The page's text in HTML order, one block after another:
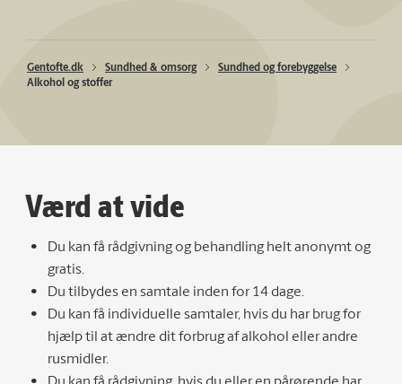
Gentofte.dk Sundhed & omsorg
Sundhed og forebyggelse
Alkohol og stoffer
Værd at vide
Du kan få rådgivning og behandling helt anonymt og
gratis.
Du tilbydes en samtale inden for 14 dage.
Du kan få individuelle samtaler, hvis du har brug for
hjælp til at ændre dit forbrug af alkohol eller andre
rusmidler.